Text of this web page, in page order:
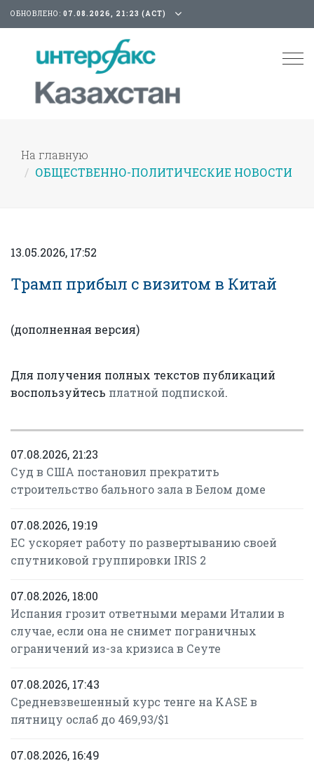
ОБНОВЛЕНО: 07.08.2026, 21:23 (АСТ)
На главную
ОБЩЕСТВЕННО-ПОЛИТИЧЕСКИЕ НОВОСТИ
13.05.2026, 17:52
Трамп прибыл с визитом в Китай
(дополненная версия)
Для получения полных текстов публикаций
воспользуйтесь платной подпиской.
07.08.2026, 21:23
Суд в США постановил прекратить
строительство бального зала в Белом доме
07.08.2026, 19:19
ЕС ускоряет работу по развертыванию своей
спутниковой группировки IRIS 2
07.08.2026, 18:00
Испания грозит ответными мерами Италии в
случае, если она не снимет пограничных
ограничений из-за кризиса в Сеуте
07.08.2026, 17:43
Средневзвешенный курс тенге на KASE в
пятницу ослаб до 469,93/$1
07.08.2026, 16:49